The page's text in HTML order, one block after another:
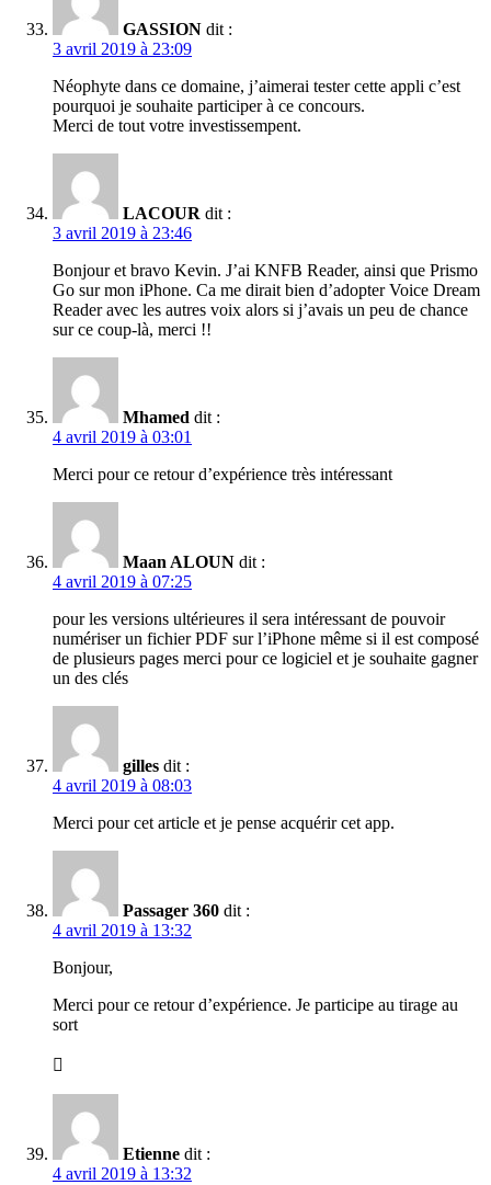
GASSION dit :
3 avril 2019 à 23:09
Néophyte dans ce domaine, j’aimerai tester cette appli c’est
pourquoi je souhaite participer à ce concours.
Merci de tout votre investissempent.
LACOUR dit :
3 avril 2019 à 23:46
Bonjour et bravo Kevin. J’ai KNFB Reader, ainsi que Prismo
Go sur mon iPhone. Ca me dirait bien d’adopter Voice Dream
Reader avec les autres voix alors si j’avais un peu de chance
sur ce coup-là, merci !!
Mhamed dit :
4 avril 2019 à 03:01
Merci pour ce retour d’expérience très intéressant
Maan ALOUN dit :
4 avril 2019 à 07:25
pour les versions ultérieures il sera intéressant de pouvoir
numériser un fichier PDF sur l’iPhone même si il est composé
de plusieurs pages merci pour ce logiciel et je souhaite gagner
un des clés
gilles dit :
4 avril 2019 à 08:03
Merci pour cet article et je pense acquérir cet app.
Passager 360 dit :
4 avril 2019 à 13:32
Bonjour,
Merci pour ce retour d’expérience. Je participe au tirage au
sort

Etienne dit :
4 avril 2019 à 13:32